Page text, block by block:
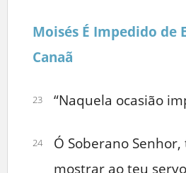
Moisés É Impedido de
Canaã
23 “Naquela ocasião
24
Ó Soberano
mostrar ao teu